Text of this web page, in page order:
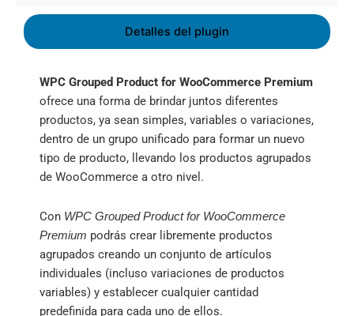
Detalles del plugin
WPC Grouped Product for WooCommerce Premium
ofrece una forma de brindar juntos diferentes
productos, ya sean simples, variables o variaciones,
dentro de un grupo unificado para formar un nuevo
tipo de producto, llevando los productos agrupados
de WooCommerce a otro nivel.
Con WPC Grouped Product for WooCommerce
Premium podrás crear libremente productos
agrupados creando un conjunto de artículos
individuales (incluso variaciones de productos
variables) y establecer cualquier cantidad
predefinida para cada uno de ellos.